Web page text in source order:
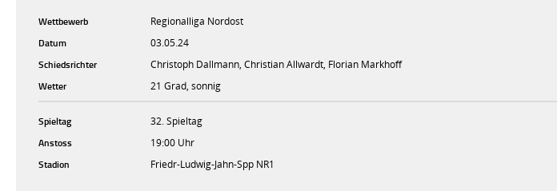
Wettbewerb
Regionalliga Nordost
Datum
03.05.24
Schiedsrichter
Christoph Dallmann, Christian Allwardt, Florian Markhoff
Wetter
21 Grad, sonnig
Spieltag
32. Spieltag
Anstoss
19:00 Uhr
Stadion
Friedr-Ludwig-Jahn-Spp NR1